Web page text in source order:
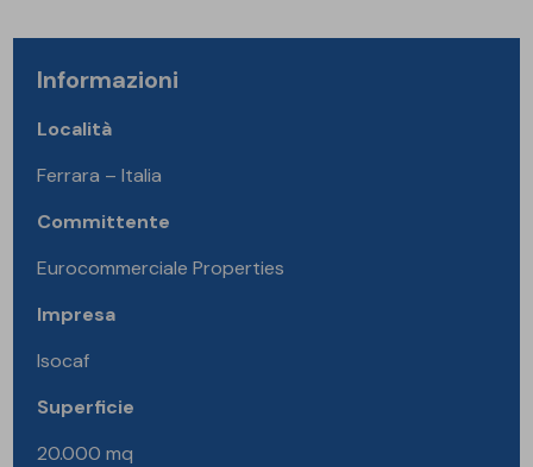
Informazioni
Località
Ferrara – Italia
Committente
Eurocommerciale Properties
Impresa
Isocaf
Superficie
20.000 mq